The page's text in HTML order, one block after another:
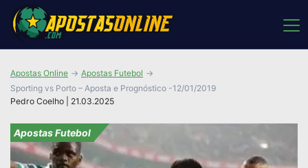
Pedro Coelho | 21.03.2025
Apostas Online
Apostas Futebol
Sporting vs Porto – Aposta e Prognóstico -12/01/2019
Apostas Futebol